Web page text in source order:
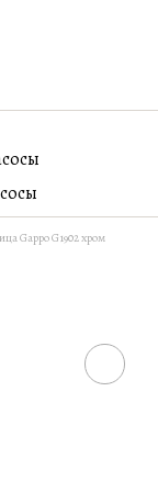
Gappo G1902 хром